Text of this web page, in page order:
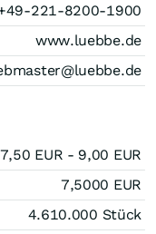
221-8200-1900
www.luebbe.de
7,50 EUR - 9,00 EUR
7,5000 EUR
4.610.000 Stück